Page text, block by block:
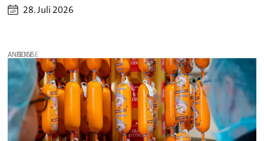
28. Juli 2026
ANZEIGE